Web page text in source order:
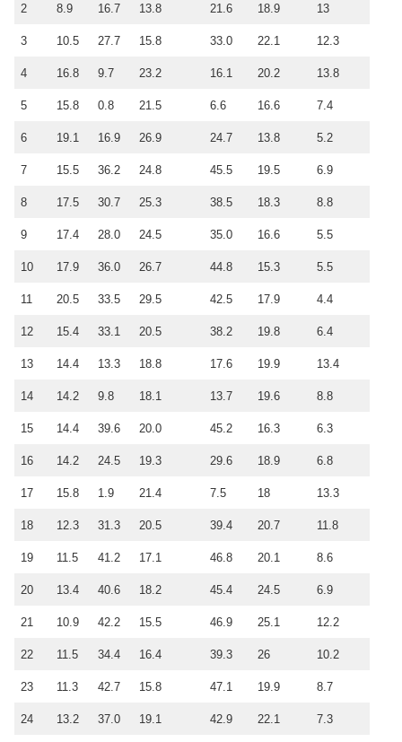
2 8.9 16.7 13.8 21.6 18.9 13
3 10.5 27.7 15.8 33.0 22.1 12.3
4 16.8 9.7 23.2 16.1 20.2 13.8
5 15.8 0.8 21.5 6.6 16.6 7.4
6 19.1 16.9 26.9 24.7 13.8 5.2
7 15.5 36.2 24.8 45.5 19.5 6.9
8 17.5 30.7 25.3 38.5 18.3 8.8
9 17.4 28.0 24.5 35.0 16.6 5.5
10 17.9 36.0 26.7 44.8 15.3 5.5
11 20.5 33.5 29.5 42.5 17.9 4.4
12 15.4 33.1 20.5 38.2 19.8 6.4
13 14.4 13.3 18.8 17.6 19.9 13.4
14 14.2 9.8 18.1 13.7 19.6 8.8
15 14.4 39.6 20.0 45.2 16.3 6.3
16 14.2 24.5 19.3 29.6 18.9 6.8
17 15.8 1.9 21.4 7.5 18 13.3
18 12.3 31.3 20.5 39.4 20.7 11.8
19 11.5 41.2 17.1 46.8 20.1 8.6
20 13.4 40.6 18.2 45.4 24.5 6.9
21 10.9 42.2 15.5 46.9 25.1 12.2
22 11.5 34.4 16.4 39.3 26 10.2
23 11.3 42.7 15.8 47.1 19.9 8.7
24 13.2 37.0 19.1 42.9 22.1 7.3